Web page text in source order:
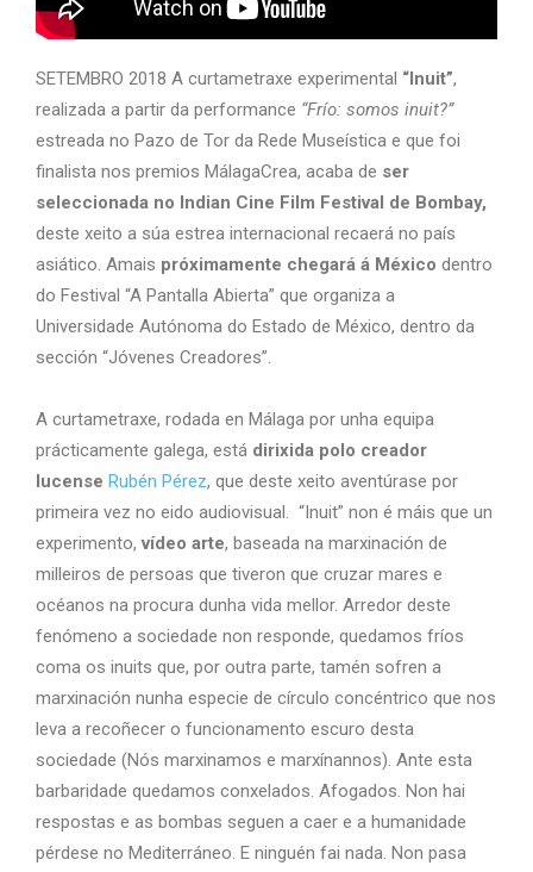
SETEMBRO 2018 A curtametraxe experimental “Inuit”,
realizada a partir da performance “Frío: somos inuit?”
estreada no Pazo de Tor da Rede Museística e que foi
finalista nos premios MálagaCrea, acaba de ser
seleccionada no Indian Cine Film Festival de Bombay,
deste xeito a súa estrea internacional recaerá no país
asiático. Amais próximamente chegará á México dentro
do Festival “A Pantalla Abierta” que organiza a
Universidade Autónoma do Estado de México, dentro da
sección “Jóvenes Creadores”.
A curtametraxe, rodada en Málaga por unha equipa
prácticamente galega, está dirixida polo creador
lucense Rubén Pérez, que deste xeito aventúrase por
primeira vez no eido audiovisual. “Inuit” non é máis que un
experimento,vídeo arte, baseada na marxinación de
milleiros de persoas que tiveron que cruzar mares e
océanos na procura dunha vida mellor. Arredor deste
fenómeno a sociedade non responde, quedamos fríos
coma os inuits que, por outra parte, tamén sofren a
marxinación nunha especie de círculo concéntrico que nos
leva a recoñecer o funcionamento escuro desta
sociedade (Nós marxinamos e marxínannos). Ante esta
barbaridade quedamos conxelados. Afogados. Non hai
respostas e as bombas seguen a caer e a humanidade
pérdese no Mediterráneo. E ninguén fai nada. Non pasa